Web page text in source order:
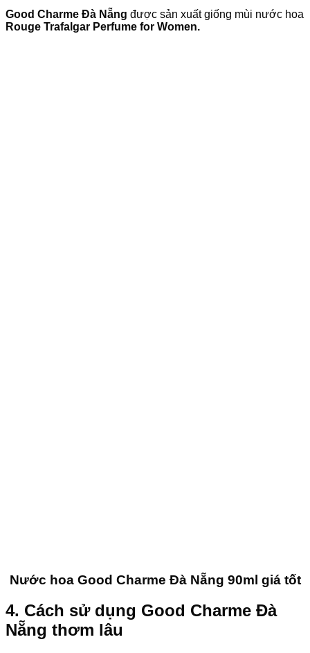
Good Charme Đà Nẵng được sản xuất giống mùi nước hoa
Rouge Trafalgar Perfume for Women.
Nước hoa Good Charme Đà Nẵng 90ml giá tốt
4. Cách sử dụng Good Charme Đà
Nẵng thơm lâu